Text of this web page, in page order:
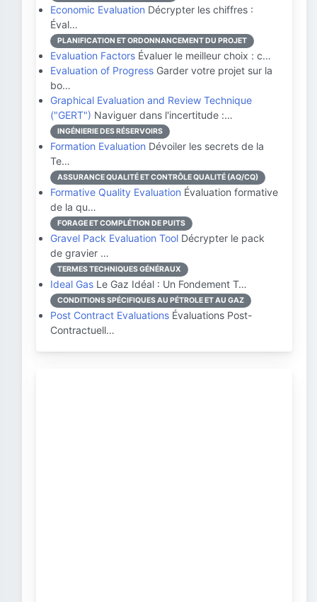
Economic Evaluation Décrypter les chiffres :
Éval…
PLANIFICATION ET ORDONNANCEMENT DU PROJET
Evaluation Factors Évaluer le meilleur choix : c…
Evaluation of Progress Garder votre projet sur la
bo…
Graphical Evaluation and Review Technique
("GERT") Naviguer dans l'incertitude :…
INGÉNIERIE DES RÉSERVOIRS
Formation Evaluation Dévoiler les secrets de la
Te…
ASSURANCE QUALITÉ ET CONTRÔLE QUALITÉ (AQ/CQ)
Formative Quality Evaluation Évaluation formative
de la qu…
FORAGE ET COMPLÉTION DE PUITS
Gravel Pack Evaluation Tool Décrypter le pack
de gravier …
TERMES TECHNIQUES GÉNÉRAUX
Ideal Gas Le Gaz Idéal : Un Fondement T…
CONDITIONS SPÉCIFIQUES AU PÉTROLE ET AU GAZ
Post Contract Evaluations Évaluations Post-
Contractuell…